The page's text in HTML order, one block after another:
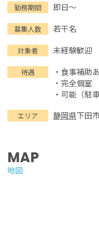
勤務期間 即日～
募集人数 若干名
対象者 未経験歓迎
待遇
・食事補助
・完全個室
・可能（駐
エリア 静岡県下田
MAP
地図